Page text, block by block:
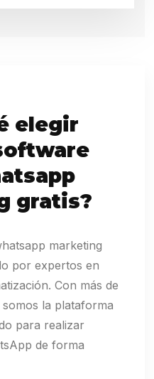
elegir
gratis?
marketing
por expertos en
Con más de
la plataforma
para realizar
de forma